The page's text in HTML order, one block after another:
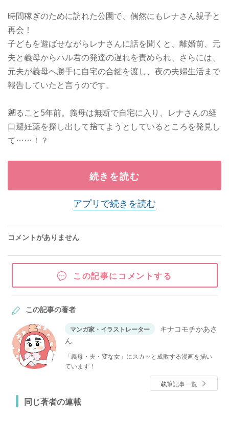
時間稼ぎのために訪れた公園で、偶然にもレナさん親子と
再会！
子どもを遊ばせながらレナさんに話を聞くと、離婚前、元
夫と義母からハル君の発達の遅れを責められ、さらには、
元夫が義母へ勝手に自宅の合鍵を渡し、夜の夫婦生活まで
報告していたと言うのです。
遡ること5年前。義母は無断で自宅に入り、レナさんの経
口避妊薬を探し出して捨てようとしているところを発見し
て……！？
続きを読む
アプリで続きを読む
コメントがありません
この記事にコメントする
この記事の著者
マンガ家・イラストレーター
キナコモチかあさ
ん
「義母・夫・変な女」にスカッと成敗する漫画を描い
ています！
執筆記事一覧
同じ著者の連載